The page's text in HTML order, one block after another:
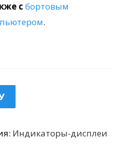
с бортовым
.
Индикаторы-дисплеи